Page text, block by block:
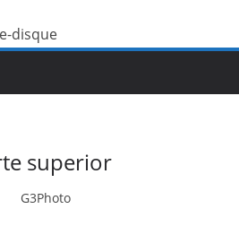
superior